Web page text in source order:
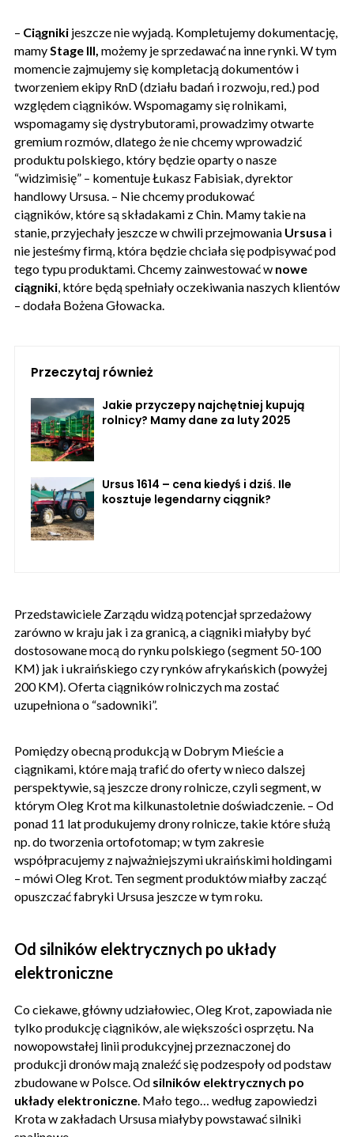
– Ciągniki jeszcze nie wyjadą. Kompletujemy dokumentację,
mamyStage III, możemy je sprzedawać na inne rynki. W tym
momencie zajmujemy się kompletacją dokumentów i
tworzeniem ekipy RnD (działu badań i rozwoju, red.) pod
względem ciągników. Wspomagamy się rolnikami,
wspomagamy się dystrybutorami, prowadzimy otwarte
gremium rozmów, dlatego że nie chcemy wprowadzić
produktu polskiego, który będzie oparty o nasze
“widzimisię” – komentuje Łukasz Fabisiak, dyrektor
handlowy Ursusa. – Nie chcemy produkować
ciągników, które są składakami z Chin. Mamy takie na
stanie, przyjechały jeszcze w chwili przejmowania Ursusa i
nie jesteśmy firmą, która będzie chciała się podpisywać pod
tego typu produktami. Chcemy zainwestować w nowe
ciągniki, które będą spełniały oczekiwania naszych klientów
– dodała Bożena Głowacka.
Przeczytaj również
Jakie przyczepy najchętniej kupują
rolnicy? Mamy dane za luty 2025
Ursus 1614 – cena kiedyś i dziś. Ile
kosztuje legendarny ciągnik?
Przedstawiciele Zarządu widzą potencjał sprzedażowy
zarówno w kraju jak i za granicą, a ciągniki miałyby być
dostosowane mocą do rynku polskiego (segment 50-100
KM) jak i ukraińskiego czy rynków afrykańskich (powyżej
200 KM). Oferta ciągników rolniczych ma zostać
uzupełniona o “sadowniki”.
Pomiędzy obecną produkcją w Dobrym Mieście a
ciągnikami, które mają trafić do oferty w nieco dalszej
perspektywie, są jeszcze drony rolnicze, czyli segment, w
którym Oleg Krot ma kilkunastoletnie doświadczenie. – Od
ponad 11 lat produkujemy drony rolnicze, takie które służą
np. do tworzenia ortofotomap; w tym zakresie
współpracujemy z najważniejszymi ukraińskimi holdingami
– mówi Oleg Krot. Ten segment produktów miałby zacząć
opuszczać fabryki Ursusa jeszcze w tym roku.
Od silników elektrycznych po układy
elektroniczne
Co ciekawe, główny udziałowiec, Oleg Krot, zapowiada nie
tylko produkcję ciągników, ale większości osprzętu. Na
nowopowstałej linii produkcyjnej przeznaczonej do
produkcji dronów mają znaleźć się podzespoły od podstaw
zbudowane w Polsce. Od silników elektrycznych po
układy elektroniczne. Mało tego… według zapowiedzi
Krota w zakładach Ursusa miałyby powstawać silniki